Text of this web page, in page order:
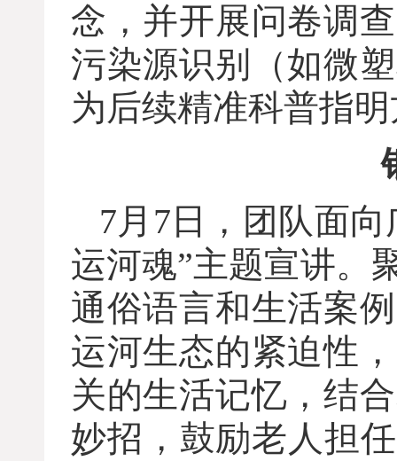
念，并开展问卷调
污染源识别（如微
为后续精准科普指
7月7日，团队面
运河魂”主题宣讲。
通俗语言和生活案
运河生态的紧迫性
关的生活记忆，结
妙招， 鼓励老人担任